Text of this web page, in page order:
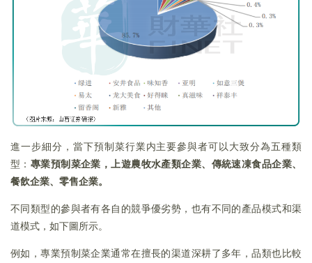
進一步細分，當下預制菜行業内主要參與者可以大致分為五種類
型： 專業預制菜企業，上遊農牧水產類企業、傳統速凍食品企業、
餐飲企業、零售企業。
不同類型的參與者有各自的競爭優劣勢，也有不同的產品模式和渠
道模式，如下圖所示。
例如，專業預制菜企業通常在擅長的渠道深耕了多年，品類也比較